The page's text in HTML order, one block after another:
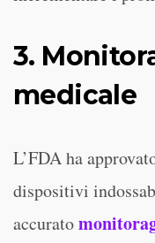
3.
medicale
L’FDA ha
dispositivi
accurato